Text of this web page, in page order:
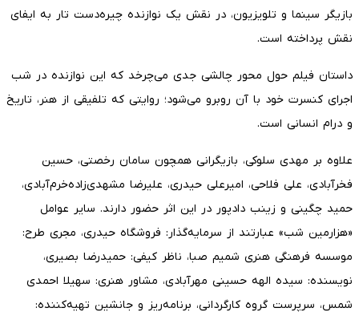
بازیگر سینما و تلویزیون، در نقش یک نوازنده چیره‌دست تار به ایفای
نقش پرداخته است.
داستان فیلم حول محور چالشی جدی می‌چرخد که این نوازنده در شب
اجرای کنسرت خود با آن روبرو می‌شود؛ روایتی که تلفیقی از هنر، تاریخ
و درام انسانی است.
علاوه بر مهدی سلوکی، بازیگرانی همچون سامان رخصتی، حسین
فخرآبادی، علی فلاحی، امیرعلی حیدری، علیرضا مشهدی‌زاده‌خرم‌آبادی،
حمید چگینی و زینب دادپور در این اثر حضور دارند. سایر عوامل
«هزارمین شب» عبارتند از سرمایه‌گذار: فروشگاه حیدری، مجری طرح:
موسسه فرهنگی هنری شمیم صبا، ناظر کیفی: حمیدرضا بصیری،
نویسنده: سیده الهه حسینی مهرآبادی، مشاور هنری: سهیلا احمدی
شمس، سرپرست گروه کارگردانی، برنامه‌ریز و جانشین تهیه‌کننده: